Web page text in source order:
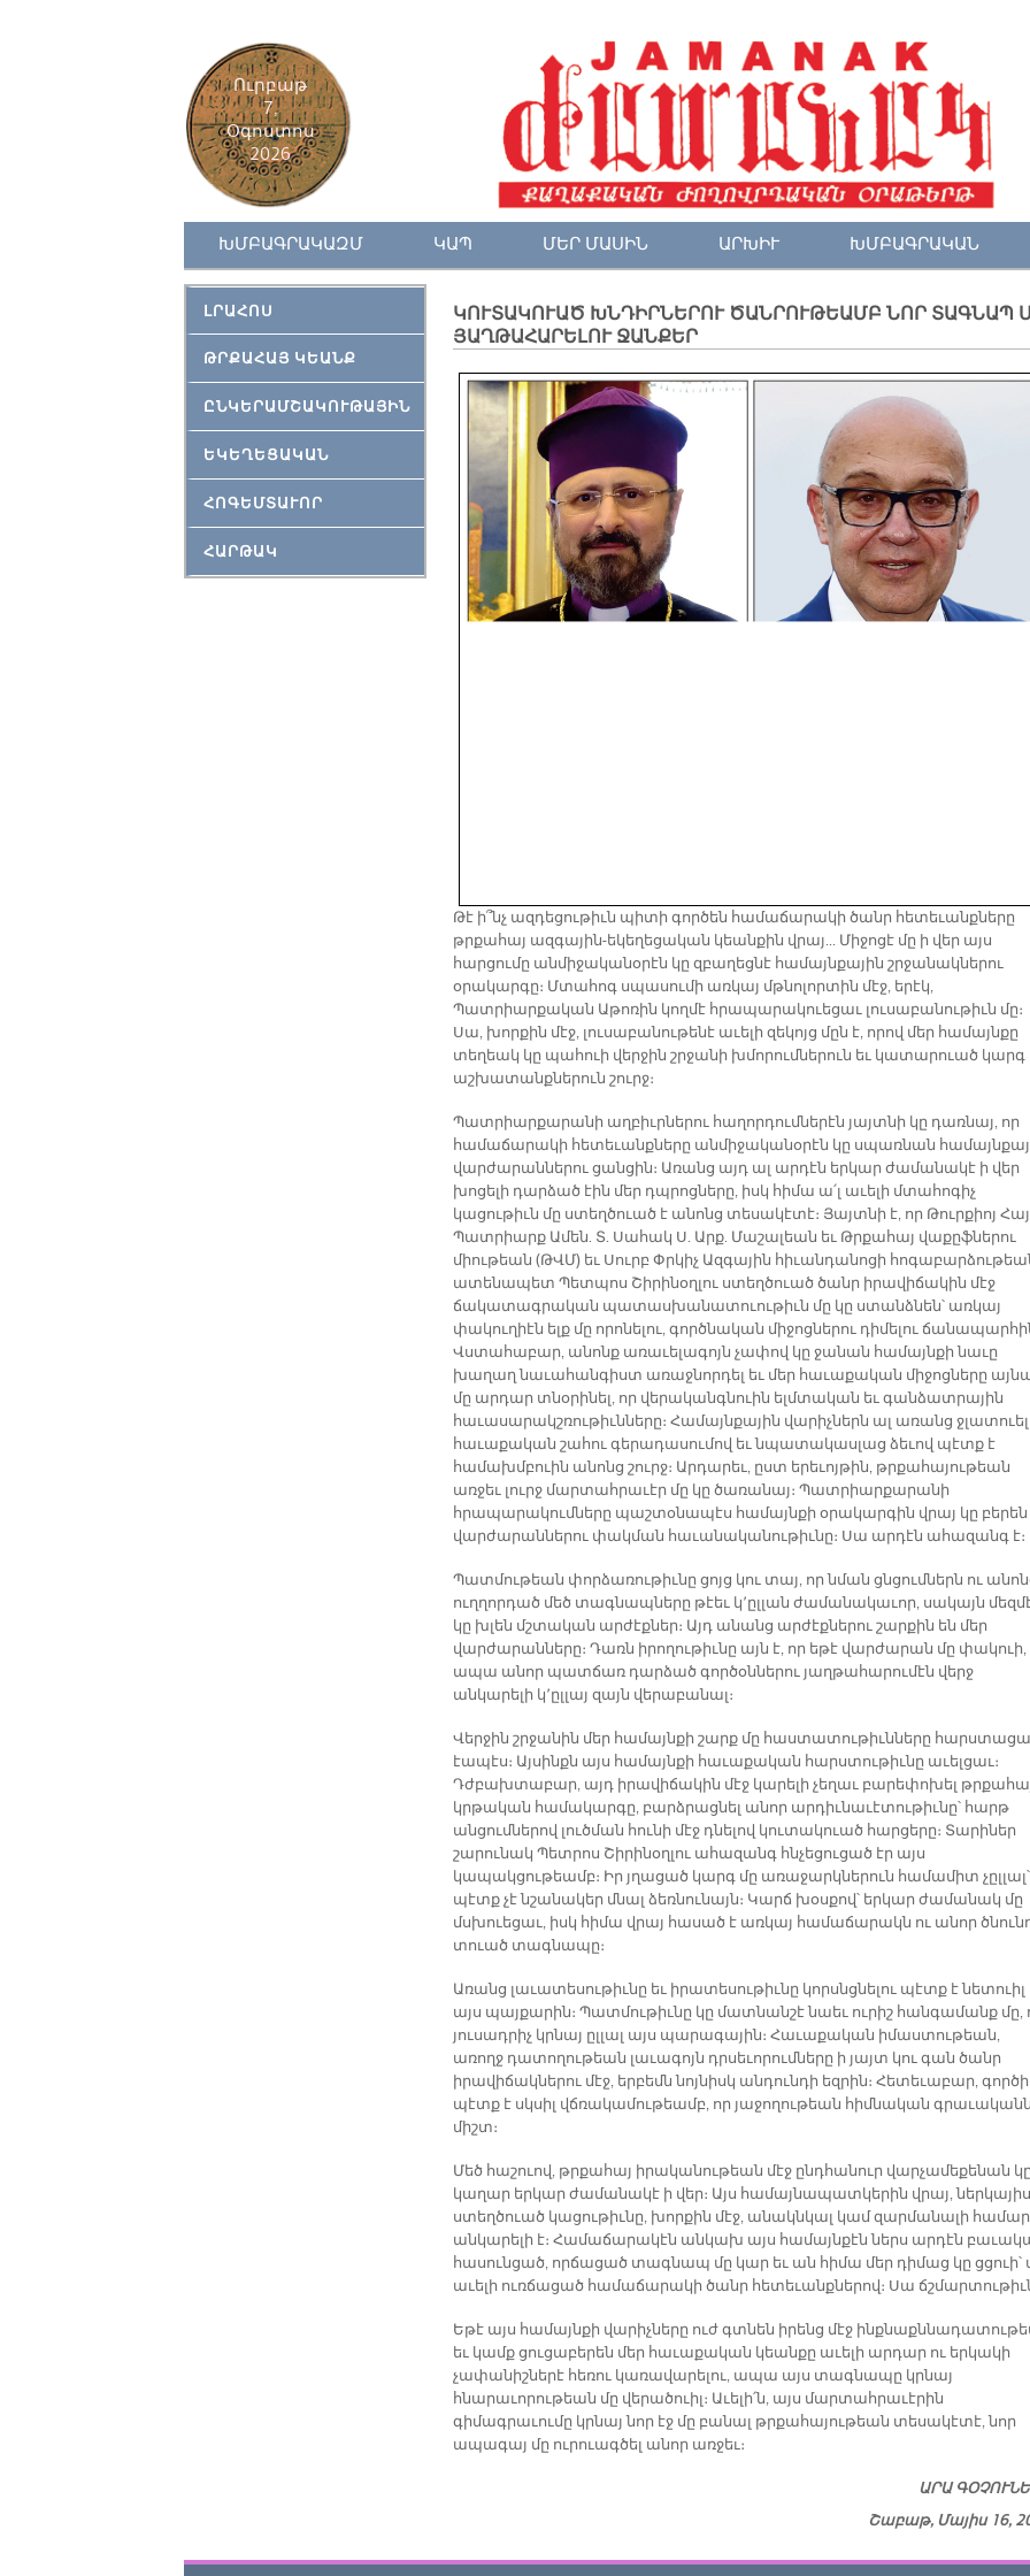
Ուրբաթ
7,
Օգոստոս
2026
ԽՄԲԱԳՐԱԿԱԶՄ ԿԱՊ ՄԵՐ ՄԱՍԻՆ ԱՐԽԻՒ ԽՄԲԱԳՐԱԿԱՆ
ԼՐԱՀՈՍ
ԹՐՔԱՀԱՅ ԿԵԱՆՔ
ԸՆԿԵՐԱՄՇԱԿՈՒԹԱՅԻՆ
ԵԿԵՂԵՑԱԿԱՆ
ՀՈԳԵՄՏԱՒՈՐ
ՀԱՐԹԱԿ
ԿՈՒՏԱԿՈՒԱԾ ԽՆԴԻՐՆԵՐՈՒ ԾԱՆՐՈՒԹԵԱՄԲ ՆՈՐ ՏԱԳՆԱՊ
ՅԱՂԹԱՀԱՐԵԼՈՒ ՋԱՆՔԵՐ
Թէ ի՞նչ ազդեցութիւն պիտի գործեն համաճարակի ծանր հետեւանքները
թրքահայ ազգային-եկեղեցական կեանքին վրայ... Միջոցէ մը ի վեր այս
հարցումը անմիջականօրէն կը զբաղեցնէ համայնքային շրջանակներու
օրակարգը։ Մտահոգ սպասումի առկայ մթնոլորտին մէջ, երէկ,
Պատրիարքական Աթոռին կողմէ հրապարակուեցաւ լուսաբանութիւն մը։
Սա, խորքին մէջ, լուսաբանութենէ աւելի զեկոյց մըն է, որով մեր համայնքը
տեղեակ կը պահուի վերջին շրջանի խմորումներուն եւ կատարուած կարգ
աշխատանքներուն շուրջ։
Պատրիարքարանի աղբիւրներու հաղորդումներէն յայտնի կը դառնայ, որ
համաճարակի հետեւանքները անմիջականօրէն կը սպառնան
վարժարաններու ցանցին։ Առանց այդ ալ արդէն երկար ժամանակէ ի վեր
խոցելի դարձած էին մեր դպրոցները, իսկ հիմա ա՛լ աւելի մտահոգիչ
կացութիւն մը ստեղծուած է անոնց տեսակէտէ։ Յայտնի է, որ Թուրքիոյ
Պատրիարք Ամեն. Տ. Սահակ Ս. Արք. Մաշալեան եւ Թրքահայ վաքըֆներու
միութեան (ԹՎՄ) եւ Սուրբ Փրկիչ Ազգային հիւանդանոցի
ատենապետ Պետպոս Շիրինօղլու ստեղծուած ծանր իրավիճակին մէջ
ճակատագրական պատասխանատուութիւն մը կը ստանձնեն՝ առկայ
փակուղիէն ելք մը որոնելու, գործնական միջոցներու դիմելու
Վստահաբար, անոնք առաւելագոյն չափով կը ջանան համայնքի նաւը
խաղաղ նաւահանգիստ առաջնորդել եւ մեր հաւաքական միջոցները
մը արդար տնօրինել, որ վերականգնուին ելմտական եւ գանձատրային
հաւասարակշռութիւնները։ Համայնքային վարիչներն ալ առանց
հաւաքական շահու գերադասումով եւ նպատակասլաց ձեւով պէտք է
համախմբուին անոնց շուրջ։ Արդարեւ, ըստ երեւոյթին, թրքահայութեան
առջեւ լուրջ մարտահրաւէր մը կը ծառանայ։ Պատրիարքարանի
հրապարակումները պաշտօնապէս համայնքի օրակարգին վրայ կը բերեն
վարժարաններու փակման հաւանականութիւնը։ Սա արդէն ահազանգ է։
Պատմութեան փորձառութիւնը ցոյց կու տայ, որ նման ցնցումներն ու
ուղղորդած մեծ տագնապները թէեւ կ՚ըլլան ժամանակաւոր, սակայն
կը խլեն մշտական արժէքներ։ Այդ անանց արժէքներու շարքին են մեր
վարժարանները։ Դառն իրողութիւնը այն է, որ եթէ վարժարան մը փակուի,
ապա անոր պատճառ դարձած գործօններու յաղթահարումէն վերջ
անկարելի կ՚ըլլայ զայն վերաբանալ։
Վերջին շրջանին մեր համայնքի շարք մը հաստատութիւնները
էապէս։ Այսինքն այս համայնքի հաւաքական հարստութիւնը աւելցաւ։
Դժբախտաբար, այդ իրավիճակին մէջ կարելի չեղաւ բարեփոխել
կրթական համակարգը, բարձրացնել անոր արդիւնաւէտութիւնը՝ հարթ
անցումներով լուծման հունի մէջ դնելով կուտակուած հարցերը։ Տարիներ
շարունակ Պետրոս Շիրինօղլու ահազանգ հնչեցուցած էր այս
կապակցութեամբ։ Իր յղացած կարգ մը առաջարկներուն համամիտ չըլլալ՝
պէտք չէ նշանակեր մնալ ձեռնունայն։ Կարճ խօսքով՝ երկար ժամանակ մը
մսխուեցաւ, իսկ հիմա վրայ հասած է առկայ համաճարակն ու անոր
տուած տագնապը։
Առանց լաւատեսութիւնը եւ իրատեսութիւնը կորսնցնելու պէտք է նետուիլ
այս պայքարին։ Պատմութիւնը կը մատնանշէ նաեւ ուրիշ հանգամանք մը,
յուսադրիչ կրնայ ըլլալ այս պարագային։ Հաւաքական իմաստութեան,
առողջ դատողութեան լաւագոյն դրսեւորումները ի յայտ կու գան ծանր
իրավիճակներու մէջ, երբեմն նոյնիսկ անդունդի եզրին։ Հետեւաբար, գործի
պէտք է սկսիլ վճռակամութեամբ, որ յաջողութեան հիմնական
միշտ։
Մեծ հաշուով, թրքահայ իրականութեան մէջ ընդհանուր վարչամեքենան կը
կաղար երկար ժամանակէ ի վեր։ Այս համայնապատկերին վրայ, ներկայիս
ստեղծուած կացութիւնը, խորքին մէջ, անակնկալ կամ զարմանալի
անկարելի է։ Համաճարակէն անկախ այս համայնքէն ներս արդէն
հասունցած, որճացած տագնապ մը կար եւ ան հիմա մեր դիմաց կը ցցուի՝
աւելի ուռճացած համաճարակի ծանր հետեւանքներով։ Սա ճշմարտութիւն
Եթէ այս համայնքի վարիչները ուժ գտնեն իրենց մէջ
եւ կամք ցուցաբերեն մեր հաւաքական կեանքը աւելի արդար ու երկակի
չափանիշներէ հեռու կառավարելու, ապա այս տագնապը կրնայ
հնարաւորութեան մը վերածուիլ։ Աւելի՛ն, այս մարտահրաւէրին
գիմագրաւումը կրնայ նոր էջ մը բանալ թրքահայութեան տեսակէտէ, նոր
ապագայ մը ուրուագծել անոր առջեւ։
ԱՐԱ
Շաբաթ, Մայիս 16,